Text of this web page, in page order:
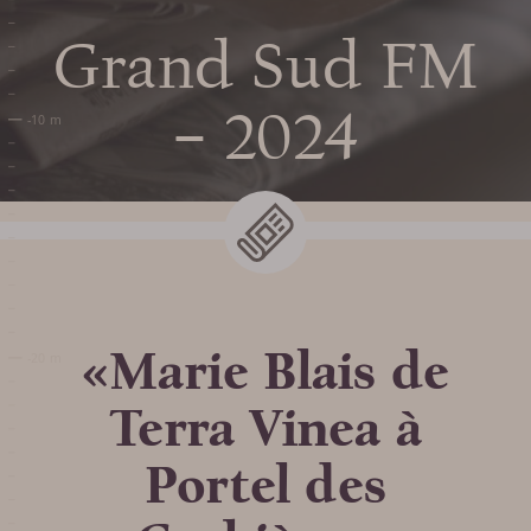
visita
FECHAS Y HORARIOS
Grand Sud FM
– 2024
«Marie Blais de
Terra Vinea à
Portel des